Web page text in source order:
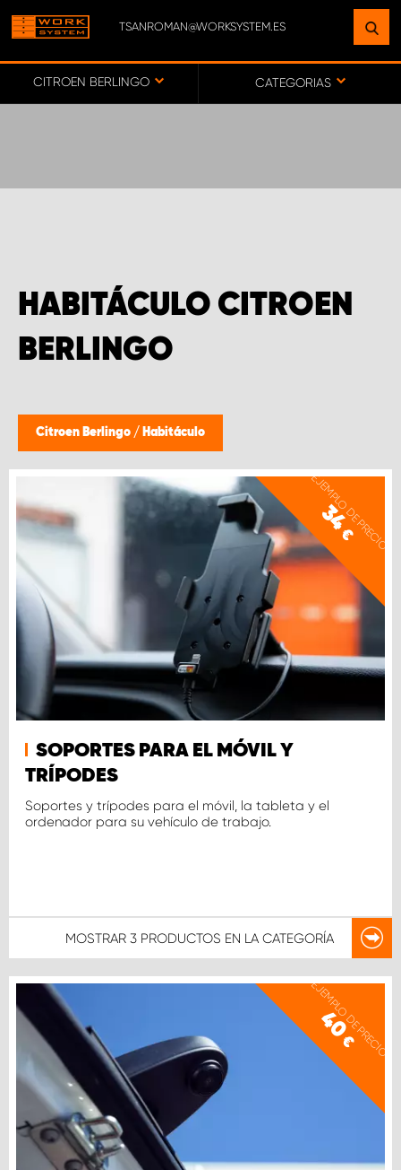
TSANROMAN@WORKSYSTEM.ES
CITROEN BERLINGO CATEGORIAS
HABITÁCULO CITROEN
BERLINGO
Citroen Berlingo / Habitáculo
EJEMPLO DE PRECIO
34
€
SOPORTES PARA EL MÓVIL Y
TRÍPODES
Soportes y trípodes para el móvil, la tableta y el
ordenador para su vehículo de trabajo.
MOSTRAR 3 PRODUCTOS EN LA CATEGORÍA
EJEMPLO DE PRECIO
40
€
ENCUENTRE UNA INSTALACIÓN
CERCA DE USTED